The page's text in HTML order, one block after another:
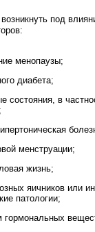
под
менопаузы;
диабета;
состояния, в
менструации;
жизнь;
яичников или
патологии;
гормональных